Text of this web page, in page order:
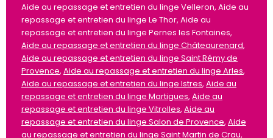
Aide au repassage et entretien du linge Velleron, Aide au
repassage et entretien du linge Le Thor, Aide au
repassage et entretien du linge Pernes les Fontaines,
Aide au repassage et entretien du linge Châteaurenard,
Aide au repassage et entretien du linge Saint Rémy de
Provence, Aide au repassage et entretien du linge Arles,
Aide au repassage et entretien du linge Istres, Aide au
repassage et entretien du linge Martigues, Aide au
repassage et entretien du linge Vitrolles, Aide au
repassage et entretien du linge Salon de Provence, Aide
au repassage et entretien du linge Saint Martin de Crau,